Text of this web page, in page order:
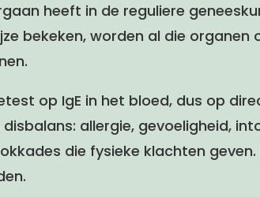
heeft in de reguliere
bekeken, worden al die
op IgE in het bloed, dus op
allergie, gevoeligheid,
die fysieke klachten